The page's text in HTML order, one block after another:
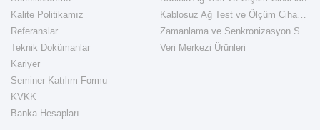
Kalite Politikamız
Referanslar
Teknik Dokümanlar
Kariyer
Seminer Katılım Formu
KVKK
Banka Hesapları
Kablosuz Ağ Test ve Ölçüm Cihazları
Zamanlama ve Senkronizasyon Sistemleri
Veri Merkezi Ürünleri